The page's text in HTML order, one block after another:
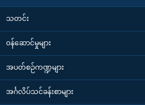
သတင်း
၀န်ဆောင်မှုများ
အပတ်စဉ်ကဏ္ဍများ
အင်္ဂလိပ်သင်ခန်းစာများ